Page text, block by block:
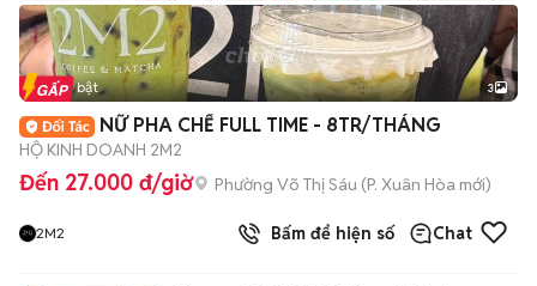
Tin nổi bật 3
NỮ PHA CHẾ FULL TIME - 8TR/THÁNG
HỘ KINH DOANH 2M2
Đến 27.000 đ/giờ Phường Võ Thị Sáu (P. Xuân Hòa mới)
2M2 Bấm để hiện số Chat